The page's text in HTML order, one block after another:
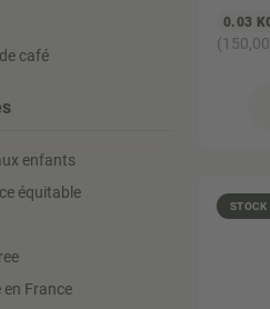
café
enfants
équitable
en France
0.03